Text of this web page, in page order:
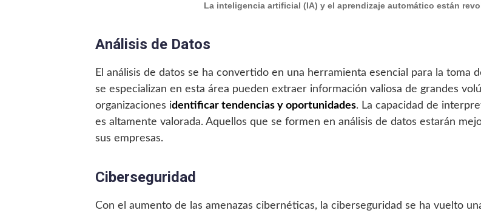
La inteligencia artificial (IA) y el aprendizaje automático están
Análisis de Datos
El análisis de datos se ha convertido en una herramienta esencial para la toma
se especializan en esta área pueden extraer información valiosa de grandes
organizaciones identificar tendencias y oportunidades. La capacidad de
es altamente valorada. Aquellos que se formen en análisis de datos estarán
sus empresas.
Ciberseguridad
Con el aumento de las amenazas cibernéticas, la ciberseguridad se ha vuelto